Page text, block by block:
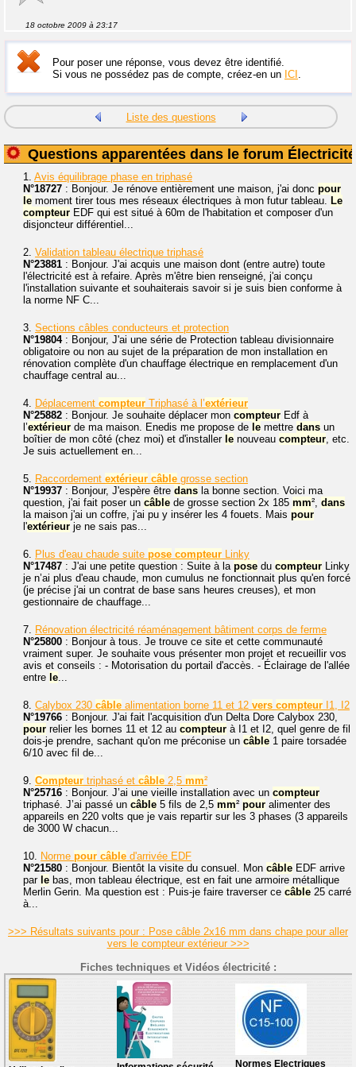
18 octobre 2009 à 23:17
Pour poser une réponse, vous devez être identifié.
Si vous ne possédez pas de compte, créez-en un ICI .
Liste des questions
Questions apparentées dans le forum Électricité
1. Avis équilibrage phase en triphasé
N°18727 : Bonjour. Je rénove entièrement une maison, j'ai donc pour
le moment tirer tous mes réseaux électriques à mon futur tableau. Le
compteur EDF qui est situé à 60m de l'habitation et composer d'un
disjoncteur différentiel...
2. Validation tableau électrique triphasé
N°23881 : Bonjour. J'ai acquis une maison dont (entre autre) toute
l'électricité est à refaire. Après m'être bien renseigné, j'ai conçu
l'installation suivante et souhaiterais savoir si je suis bien conforme à
la norme NF C...
3. Sections câbles conducteurs et protection
N°19804: Bonjour, J'ai une série de Protection tableau divisionnaire
obligatoire ou non au sujet de la préparation de mon installation en
rénovation complète d'un chauffage électrique en remplacement d'un
chauffage central au...
4. Déplacement compteur Triphasé à l’extérieur
N°25882 : Bonjour. Je souhaite déplacer mon compteur Edf à
l’extérieur de ma maison. Enedis me propose de le mettre dans un
boîtier de mon côté (chez moi) et d'installer le nouveau compteur, etc.
Je suis actuellement en...
5. Raccordement extérieur câble grosse section
N°19937 : Bonjour, J'espère être dans la bonne section. Voici ma
question, j'ai fait poser un câble de grosse section 2x 185 mm², dans
la maison j'ai un coffre, j'ai pu y insérer les 4 fouets. Mais pour
l'extérieur je ne sais pas...
6. Plus d'eau chaude suite pose compteur Linky
N°17487 : J'ai une petite question : Suite à la pose du compteur Linky
je n’ai plus d'eau chaude, mon cumulus ne fonctionnait plus qu'en forcé
(je précise j'ai un contrat de base sans heures creuses), et mon
gestionnaire de chauffage...
7. Rénovation électricité réaménagement bâtiment corps de ferme
N°25800 : Bonjour à tous. Je trouve ce site et cette communauté
vraiment super. Je souhaite vous présenter mon projet et recueillir vos
avis et conseils : - Motorisation du portail d'accès. - Éclairage de l'allée
entre le...
8. Calybox 230 câble alimentation borne 11 et 12 vers compteur I1, I2
N°19766 : Bonjour. J'ai fait l'acquisition d'un Delta Dore Calybox 230,
pour relier les bornes 11 et 12 au compteur à I1 et I2, quel genre de fil
dois-je prendre, sachant qu'on me préconise un câble 1 paire torsadée
6/10 avec fil de...
9. Compteur triphasé et câble 2,5 mm²
N°25716 : Bonjour. J’ai une vieille installation avec un compteur
triphasé. J’ai passé un câble 5 fils de 2,5 mm² pour alimenter des
appareils en 220 volts que je vais repartir sur les 3 phases (3 appareils
de 3000 W chacun...
10. Norme pour câble d'arrivée EDF
N°21580 : Bonjour. Bientôt la visite du consuel. Mon câble EDF arrive
par le bas, mon tableau électrique, est en fait une armoire métallique
Merlin Gerin. Ma question est : Puis-je faire traverser ce câble 25 carré
à...
>>> Résultats suivants pour : Pose câble 2x16 mm dans chape pour aller
vers le compteur extérieur >>>
Fiches techniques et Vidéos électricité :
Normes Electriques